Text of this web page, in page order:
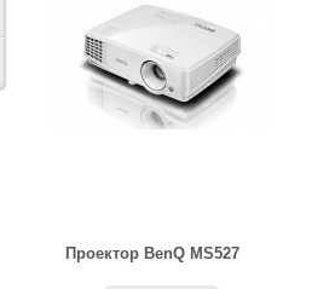
Проектор BenQ MS527